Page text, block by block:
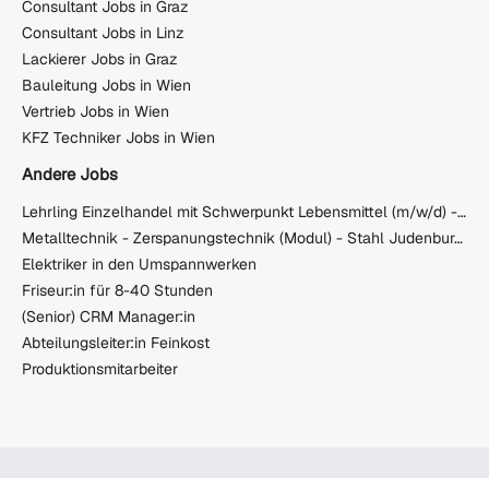
Consultant Jobs in Graz
Consultant Jobs in Linz
Lackierer Jobs in Graz
Bauleitung Jobs in Wien
Vertrieb Jobs in Wien
KFZ Techniker Jobs in Wien
Andere Jobs
Lehrling Einzelhandel mit Schwerpunkt Lebensmittel (m/w/d) - Lieboch
Metalltechnik - Zerspanungstechnik (Modul) - Stahl Judenburg GmbH
Elektriker in den Umspannwerken
Friseur:in für 8-40 Stunden
(Senior) CRM Manager:in
Abteilungsleiter:in Feinkost
Produktionsmitarbeiter